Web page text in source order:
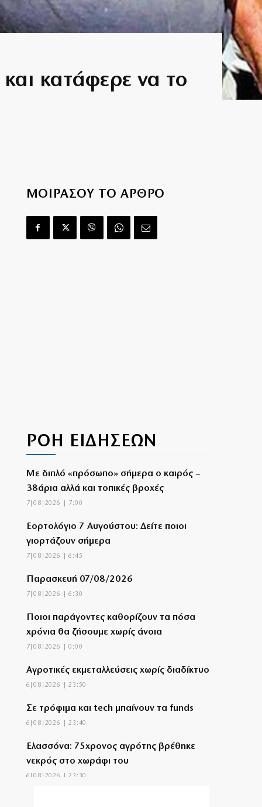
και κατάφερε να το
ΜΟΙΡΑΣΟΥ ΤΟ ΑΡΘΡΟ
ΡΟΗ ΕΙΔΗΣΕΩΝ
Με διπλό «πρόσωπο» σήμερα ο καιρός –
38άρια αλλά και τοπικές βροχές
7|08|2026 | 7:00
Εορτολόγιο 7 Αυγούστου: Δείτε ποιοι
γιορτάζουν σήμερα
7|08|2026 | 6:45
Παρασκευή 07/08/2026
7|08|2026 | 6:30
Ποιοι παράγοντες καθορίζουν τα πόσα
χρόνια θα ζήσουμε χωρίς άνοια
7|08|2026 | 0:00
Αγροτικές εκμεταλλεύσεις χωρίς διαδίκτυο
6|08|2026 | 23:50
Σε τρόφιμα και tech μπαίνουν τα funds
6|08|2026 | 23:40
Ελασσόνα: 75χρονος αγρότης βρέθηκε
νεκρός στο χωράφι του
6|08|2026 | 23:30